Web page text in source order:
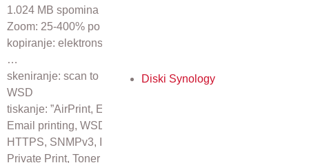
Diski Synology
1.024 MB spomina (Največ 3072 MB + 128GB SSD)
Zoom: 25-400% po 1%
kopiranje: elektronsko sortiranje, ‘Scan once – print many’,
…
skeniranje: scan to mail/ FTP/ SMB/ USB/ Network TWAIN/
WSD
tiskanje: ”AirPrint, Encrypted PDF Direct Print, IPP printing,
Email printing, WSD print, Secure printing via SSL, IPSec,
HTTPS, SNMPv3, IPPS, POP over SSL, SMTP over SSL,
Private Print, Toner save mode”